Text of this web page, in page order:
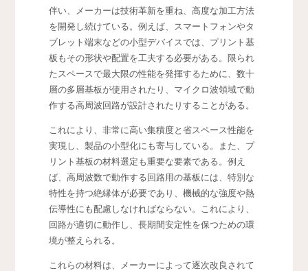
伴い、メーカーは技術革新を重ね、高度な加工方法
を開発し続けている。例えば、スマートフォンやタ
ブレット端末などの小型デバイスでは、プリント基
板もその形状や配置を工夫する必要がある。限られ
たスペースで最大限の性能を発揮するために、数十
層の多層基板が使用されたり、マイクロ波領域で動
作する高周波回路が設計されたりすることがある。
これにより、非常に高い集積度と省スペース性能を
実現し、製品の小型化にも寄与している。また、プ
リント基板の材料選定も重要な要素である。例え
ば、高周波数で動作する回路用の基板には、特別な
特性を持つ絶縁体が必要であり、機械的な強度や熱
伝導性にも配慮しなければならない。これにより、
回路が適切に動作し、長期間安定性を保つための環
境が整えられる。
これらの材料は、メーカーによって逐次改良されて